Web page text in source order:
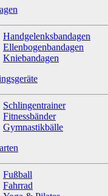
Handgelenksbandagen
Ellenbogenbandagen
Kniebandagen
Schlingentrainer
Fitnessbänder
Gymnastikbälle
Fußball
Fahrrad